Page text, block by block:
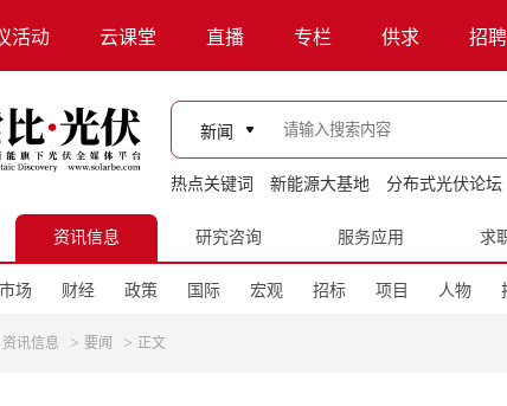
活动 云课堂 直播 专栏 供求 招聘
新闻
热点关键词 新能源大基地 分布式光伏论坛
资讯信息 研究咨询 服务应用 求
市场 财经 政策 国际 宏观 招标 项目 人物
资讯信息 > 要闻 > 正文